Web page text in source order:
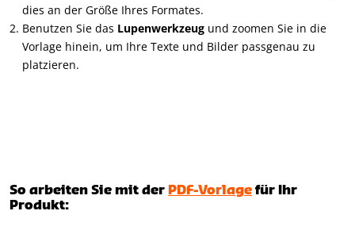
dies an der Größe Ihres Formates.
Benutzen Sie das Lupenwerkzeug und zoomen Sie in die
Vorlage hinein, um Ihre Texte und Bilder passgenau zu
platzieren.
So arbeiten Sie mit der PDF-Vorlage für Ihr
Produkt: